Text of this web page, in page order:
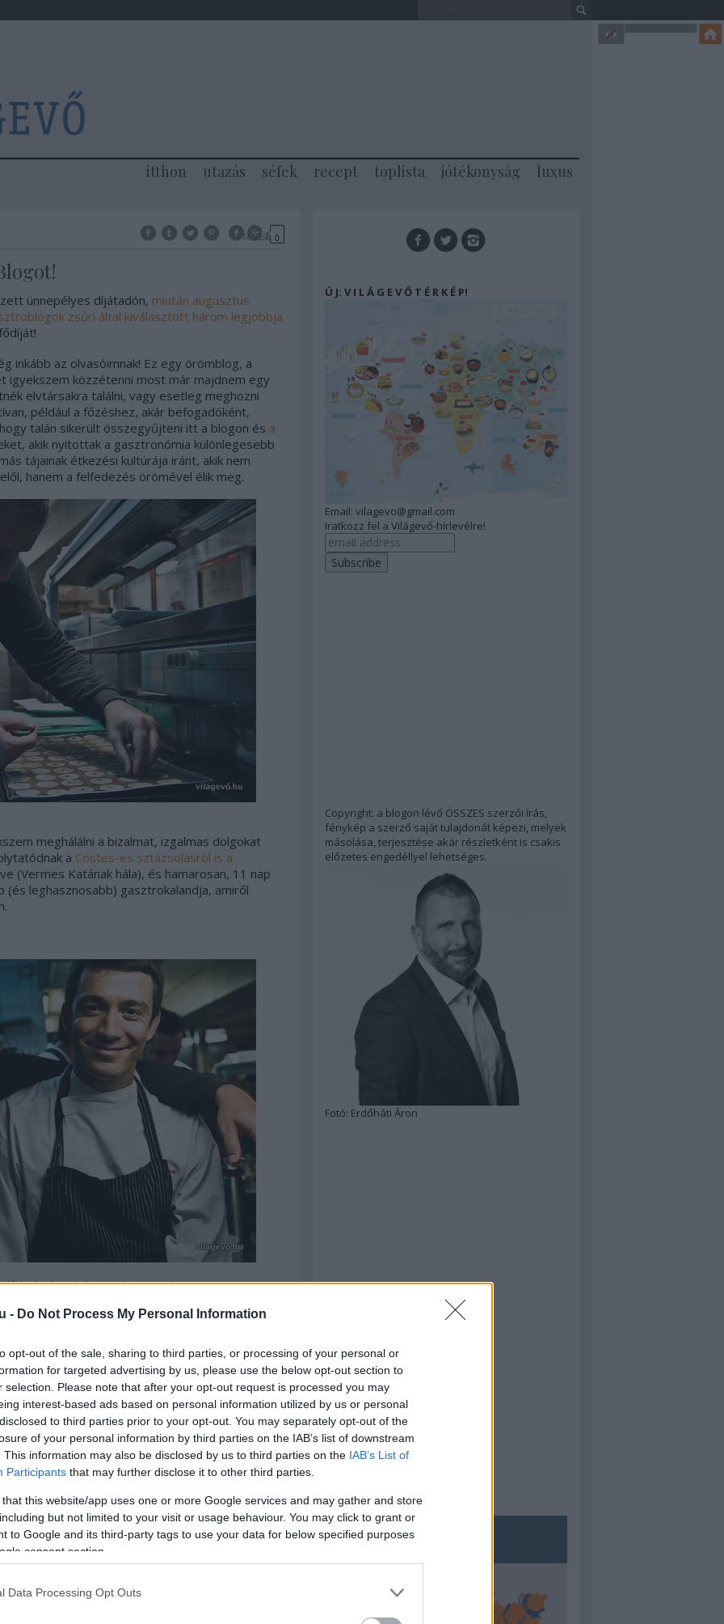
- Do Not Process My Personal Information
opt-out of the sale, sharing to third parties, or processing of your personal or
for targeted advertising by us, please use the below opt-out section to
selection. Please note that after your opt-out request is processed you may
interest-based ads based on personal information utilized by us or personal
to third parties prior to your opt-out. You may separately opt-out of the
of your personal information by third parties on the IAB’s list of downstream
This information may also be disclosed by us to third parties on the IAB’s List of
Participants that may further disclose it to other third parties.
that this website/app uses one or more Google services and may gather and store
but not limited to your visit or usage behaviour. You may click to grant or
to Google and its third-party tags to use your data for below specified purposes
consent section.
Data Processing Opt Outs
itthon utazás séfek recept toplista jótékonyság luxus
Tetszik 0
ünnepélyes díjátadón, miután augusztus
zsűri által kiválasztott három legjobbja
inkább az olvasóimnak! Ez egy örömblog, a
igyekszem közzétenni most már majdnem egy
elvtársakra találni, vagy esetleg meghozni
például a főzéshez, akár befogadóként,
talán sikerült összegyűjteni itt a blogon és a
akik nyitottak a gasztronómia különlegesebb
tájainak étkezési kultúrája iránt, akik nem
hanem a felfedezés örömével élik meg.
meghálálni a bizalmat, izgalmas dolgokat
a Costes-es sztázsolásról is a
(Vermes Katának hála), és hamarosan, 11 nap
(és leghasznosabb) gasztrokalandja, amiről
a konyhán (Fotó: vermeskata.com)
előtt? Nem tudom, de ennyit kockázatot kell
én nyerek, de:
es zstázsolás miatt úgysem lesz idő megírni
a TOP3-ban,
magamat is -, hogy előre ittam a medve
Ú J: V I L Á G E V Ő T É R K É P!
Email: vilagevo@gmail.com
Iratkozz fel a Világevő-hírlevélre!
Copyright: a blogon lévő ÖSSZES szerzői írás,
fénykép a szerző saját tulajdonát képezi, melyek
másolása, terjesztése akár részletként is csakis
előzetes engedéllyel lehetséges.
Fotó: Erdőháti Áron